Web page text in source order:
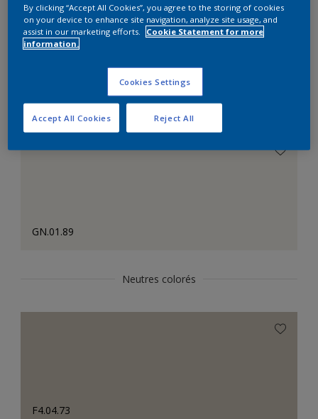
Suggestions
d'Harmonies
Le Blanc Parfait
GN.01.89
Neutres colorés
F4.04.73
By clicking “Accept All Cookies”, you agree to the storing of cookies
on your device to enhance site navigation, analyze site usage, and
assist in our marketing efforts.
Cookie Statement for more
information.
Cookies Settings
Reject All
Accept All Cookies